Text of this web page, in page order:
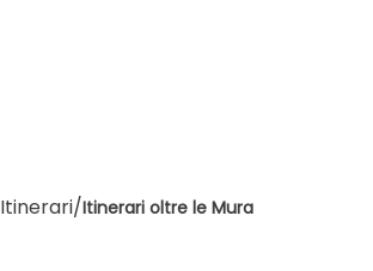
Itinerari/Itinerari oltre le Mura